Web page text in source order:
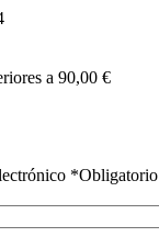
a 90,00 €
*Obligatorio